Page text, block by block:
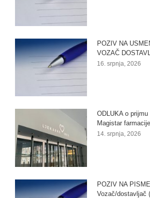
POZIV NA
VOZAČ
16. srpnja, 2026
ODLUKA o
Magistar farmacije
14. srpnja, 2026
POZIV NA
Vozač/dostavljač